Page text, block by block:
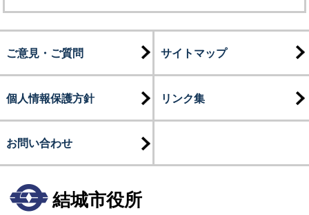
ご意見・ご質問 サイトマップ
個人情報保護方針 リンク集
お問い合わせ
結城市役所